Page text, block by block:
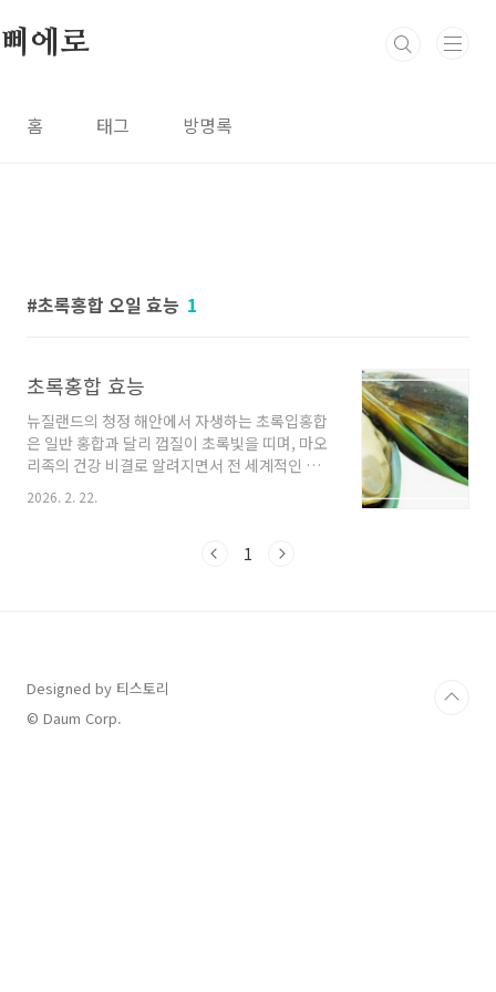
삐에로
홈 태그 방명록
초록홍합 오일 효능 1
초록홍합 효능
뉴질랜드의 청정 해안에서 자생하는 초록입홍합
은 일반 홍합과 달리 껍질이 초록빛을 띠며, 마오
리족의 건강 비결로 알려지면서 전 세계적인 주
목을 받게 되었습니다. 단순히 맛있는 식재료를
넘어 천연 소염제라 불릴 만큼 강력한 효능을 가
초록홍합 효능 관절 염증 완화 및 통증 개선 확인
절의 가동 범위를 넓히는 데 큰 도움을 줍니다. 실
제로 뉴질랜드 해안가에 거주하며 초록입홍합을
주식으로 섭취한 마오리족은 내륙 거주민에 비해
2026. 2. 22.
1
Designed by 티스토리
© Daum Corp.